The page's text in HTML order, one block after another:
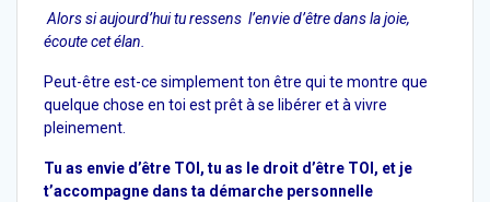
Alors si aujourd’hui tu ressens l’envie d’être dans la joie,
écoute cet élan.
Peut-être est-ce simplement ton être qui te montre que
quelque chose en toi est prêt à se libérer et à vivre
pleinement.
Tu as envie d’être TOI, tu as le droit d’être TOI, et je
t’accompagne dans ta démarche personnelle